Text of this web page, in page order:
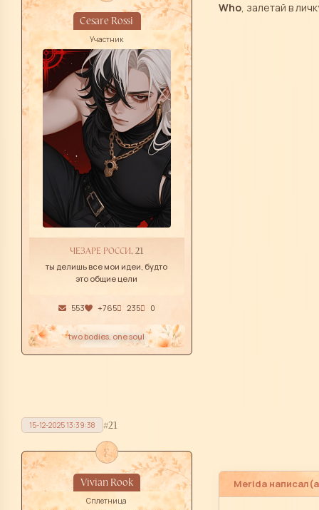
Cesare Rossi
Участник
ЧЕЗАРЕ РОССИ, 21
ты делишь все мои идеи, будто
это общие цели
553 +765 235 0
two bodies, one soul
Who, залетай в
21
15-12-2025 13:39:38
f
Vivian Rook
Сплетница
Merida